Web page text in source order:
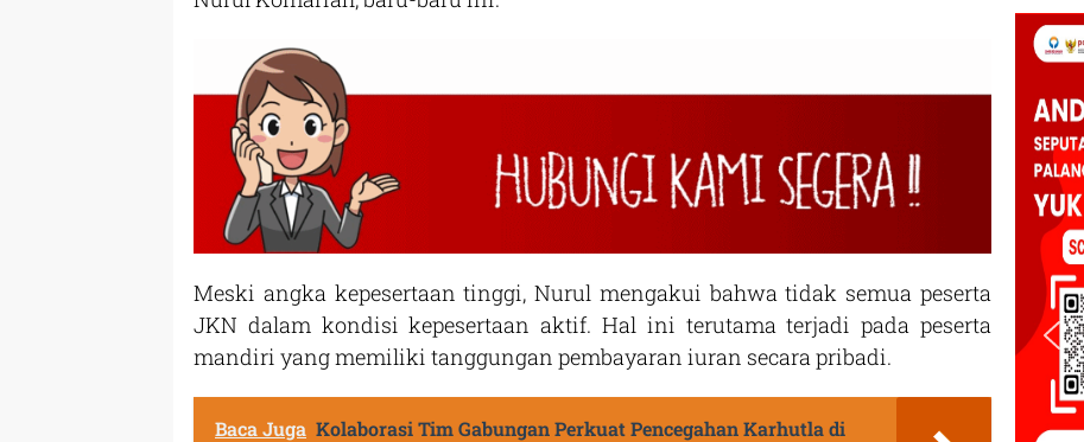
Meski angka kepesertaan tinggi, Nurul mengakui bahwa tidak semua peserta
JKN dalam kondisi kepesertaan aktif. Hal ini terutama terjadi pada peserta
mandiri yang memiliki tanggungan pembayaran iuran secara pribadi.
Baca Juga Kolaborasi Tim Gabungan Perkuat Pencegahan Karhutla di